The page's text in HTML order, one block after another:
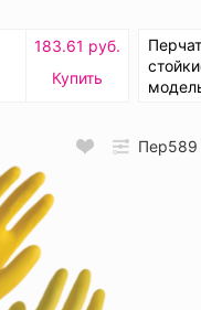
183.61 руб.
Купить
Пер589